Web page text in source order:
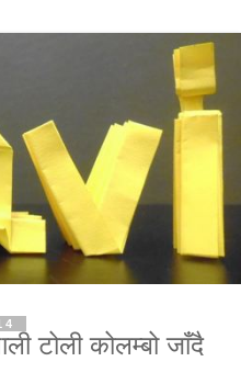
टोली कोलम्बो जाँदै